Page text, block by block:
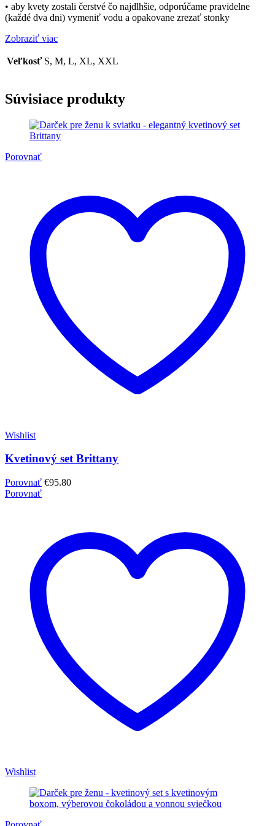
• aby kvety zostali čerstvé čo najdlhšie, odporúčame pravidelne
(každé dva dni) vymeniť vodu a opakovane zrezať stonky
Zobraziť viac
Veľkosť S, M, L, XL, XXL
Súvisiace produkty
Porovnať
Wishlist
Kvetinový set Brittany
Porovnať €95.80
Porovnať
Wishlist